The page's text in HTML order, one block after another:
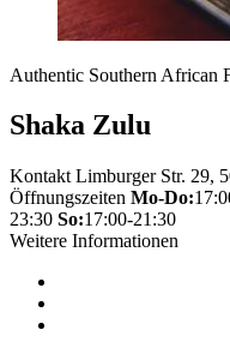
Authentic Southern African
Shaka Zulu
Kontakt Limburger Str. 29,
Öffnungszeiten Mo-Do:
23:30 So:17:00-21:30
Weitere Informationen